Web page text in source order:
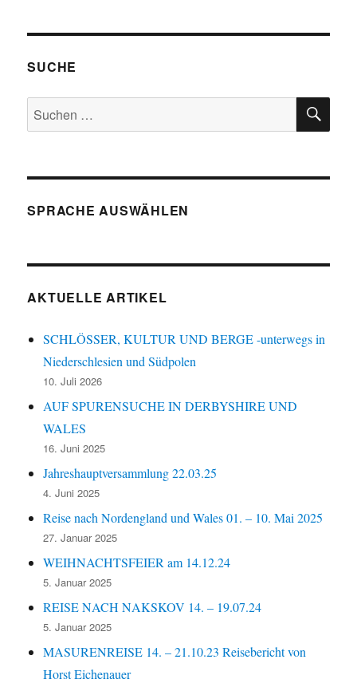
SUCHE
Suchen
nach:
SPRACHE AUSWÄHLEN
AKTUELLE ARTIKEL
SCHLÖSSER, KULTUR UND BERGE -unterwegs in
Niederschlesien und Südpolen
10. Juli 2026
AUF SPURENSUCHE IN DERBYSHIRE UND
WALES
16. Juni 2025
Jahreshauptversammlung 22.03.25
4. Juni 2025
Reise nach Nordengland und Wales 01. – 10. Mai 2025
27. Januar 2025
WEIHNACHTSFEIER am 14.12.24
5. Januar 2025
REISE NACH NAKSKOV 14. – 19.07.24
5. Januar 2025
MASURENREISE 14. – 21.10.23 Reisebericht von
Horst Eichenauer